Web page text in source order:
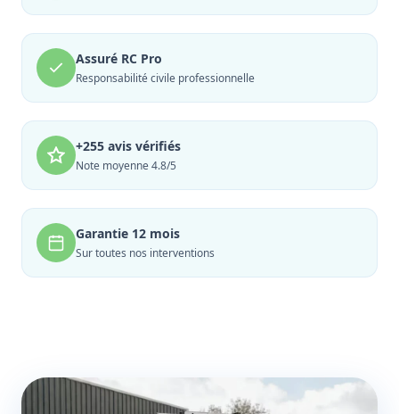
Assuré RC Pro
Responsabilité civile professionnelle
+255 avis vérifiés
Note moyenne 4.8/5
Garantie 12 mois
Sur toutes nos interventions